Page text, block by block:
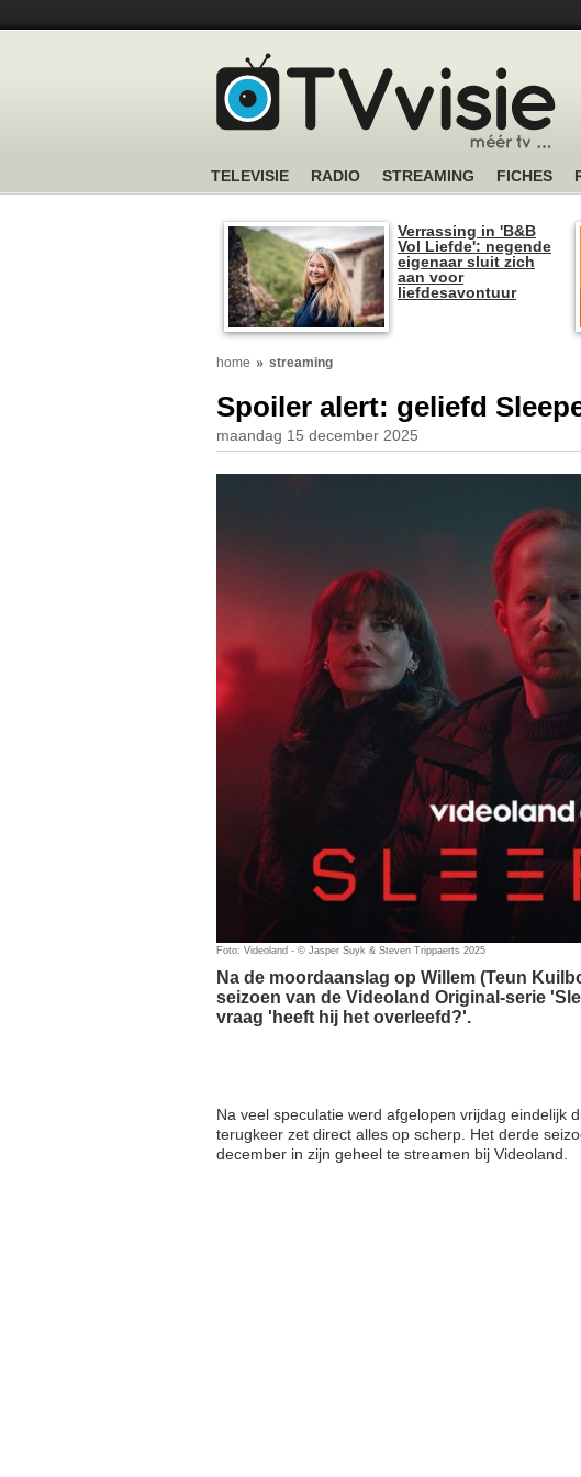
TELEVISIE RADIO STREAMING FICHES
Verrassing in 'B&B
Vol Liefde': negende
eigenaar sluit zich
aan voor
liefdesavontuur
home streaming
Spoiler alert: geliefd
maandag 15 december 2025
Foto: Videoland - © Jasper Suyk & Steven Trippaerts 2025
Na de moordaanslag op Willem (Teun
seizoen van de Videoland Original-serie
vraag 'heeft hij het overleefd?'.
Na veel speculatie werd afgelopen vrijdag eindelijk
terugkeer zet direct alles op scherp. Het derde
december in zijn geheel te streamen bij Videoland.